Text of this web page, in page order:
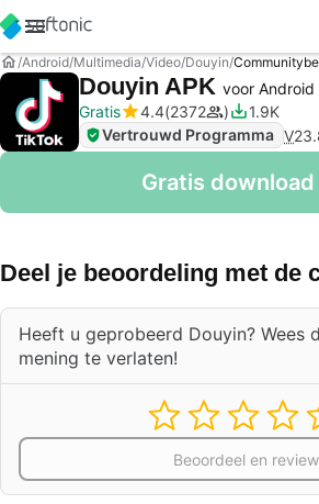
Android Multimedia Video Douyin
Douyin APK voor Android
Gratis
4.4 2372
1.9K
Vertrouwd Programma V
Gratis download
Deel je beoordeling met de
Heeft u geprobeerd Douyin? Wees
mening te verlaten!
Beoordeel en review